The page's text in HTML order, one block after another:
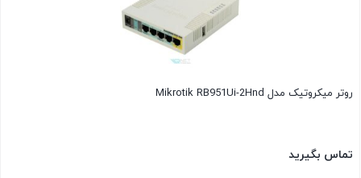
روتر میکروتیک مدل Mikrotik RB951Ui-2Hnd
تماس بگیرید